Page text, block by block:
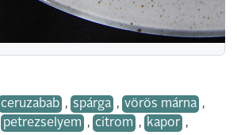
ceruzabab , spárga , vörös márna ,
petrezselyem , citrom , kapor ,